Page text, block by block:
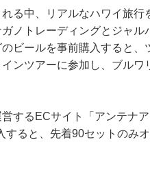
る中、リアルなハワイ旅行
ノトレーディングとジャル
ビールを事前購入すると、
ンツアーに参加し、ブルワ
するECサイト「アンテナ
ると、先着90セットのみ